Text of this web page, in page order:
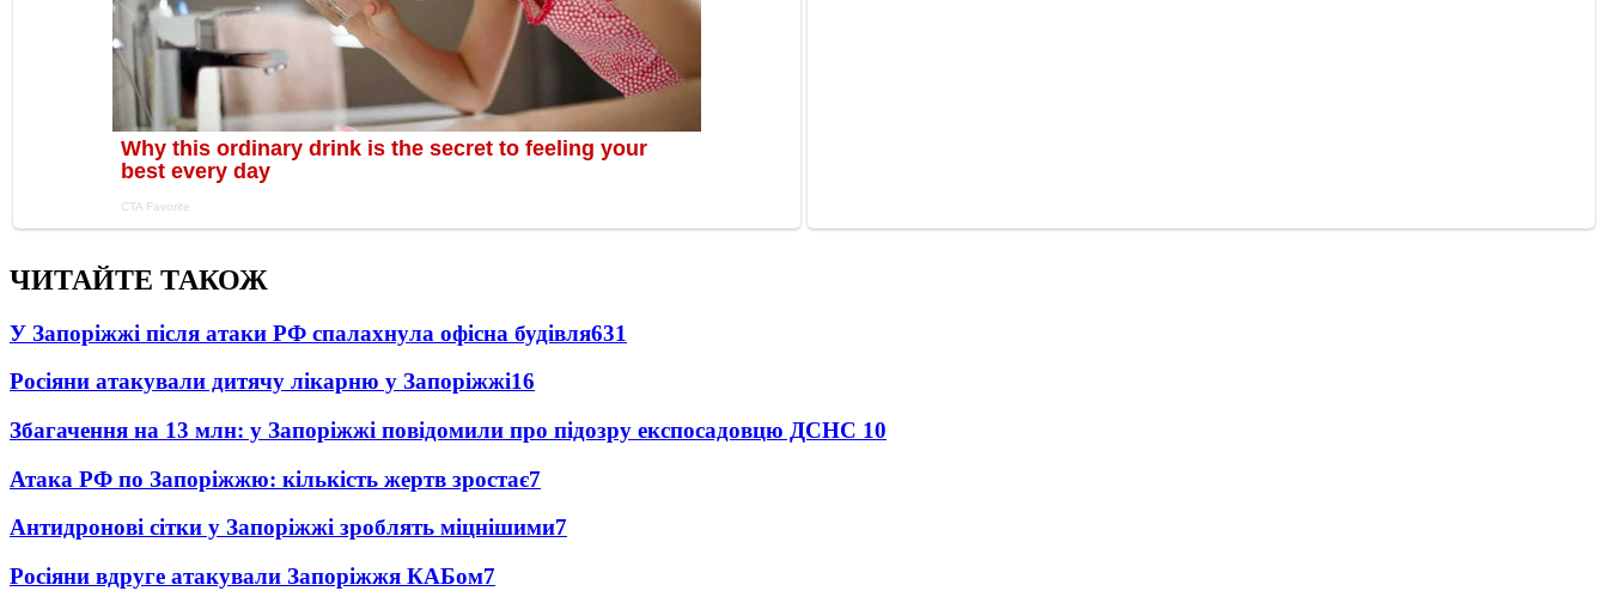
ЧИТАЙТЕ ТАКОЖ
У Запоріжжі після атаки РФ спалахнула офісна будівля631
Росіяни атакували дитячу лікарню у Запоріжжі16
Збагачення на 13 млн: у Запоріжжі повідомили про підозру експосадовцю ДСНС 10
Атака РФ по Запоріжжю: кількість жертв зростає7
Антидронові сітки у Запоріжжі зроблять міцнішими7
Росіяни вдруге атакували Запоріжжя КАБом7